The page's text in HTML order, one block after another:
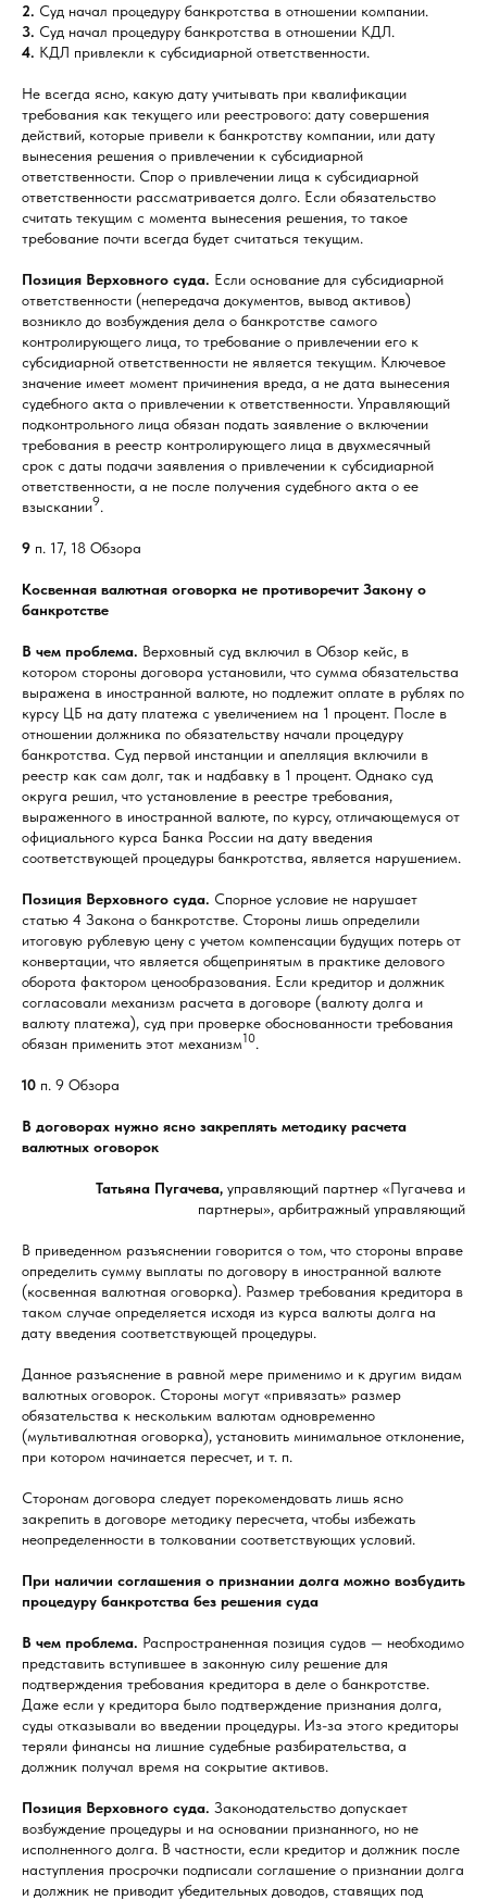
2. Суд начал процедуру банкротства в отношении компании.
3. Суд начал процедуру банкротства в отношении КДЛ.
4. КДЛ привлекли к субсидиарной ответственности.
Не всегда ясно, какую дату учитывать при квалификации
требования как текущего или реестрового: дату совершения
действий, которые привели к банкротству компании, или дату
вынесения решения о привлечении к субсидиарной
ответственности. Спор о привлечении лица к субсидиарной
ответственности рассматривается долго. Если обязательство
считать текущим с момента вынесения решения, то такое
требование почти всегда будет считаться текущим.
Позиция Верховного суда. Если основание для субсидиарной
ответственности (непередача документов, вывод активов)
возникло до возбуждения дела о банкротстве самого
контролирующего лица, то требование о привлечении его к
субсидиарной ответственности не является текущим. Ключевое
значение имеет момент причинения вреда, а не дата вынесения
судебного акта о привлечении к ответственности. Управляющий
подконтрольного лица обязан подать заявление о включении
требования в реестр контролирующего лица в двухмесячный
срок с даты подачи заявления о привлечении к субсидиарной
ответственности, а не после получения судебного акта о ее
взыскании9.
9 п. 17, 18 Обзора
Косвенная валютная оговорка не противоречит Закону о
банкротстве
В чем проблема. Верховный суд включил в Обзор кейс, в
котором стороны договора установили, что сумма обязательства
выражена в иностранной валюте, но подлежит оплате в рублях по
курсу ЦБ на дату платежа с увеличением на 1 процент. После в
отношении должника по обязательству начали процедуру
банкротства. Суд первой инстанции и апелляция включили в
реестр как сам долг, так и надбавку в 1 процент. Однако суд
округа решил, что установление в реестре требования,
выраженного в иностранной валюте, по курсу, отличающемуся от
официального курса Банка России на дату введения
соответствующей процедуры банкротства, является нарушением.
Позиция Верховного суда. Спорное условие не нарушает
статью 4 Закона о банкротстве. Стороны лишь определили
итоговую рублевую цену с учетом компенсации будущих потерь от
конвертации, что является общепринятым в практике делового
оборота фактором ценообразования. Если кредитор и должник
согласовали механизм расчета в договоре (валюту долга и
валюту платежа), суд при проверке обоснованности требования
обязан применить этот механизм10.
10 п. 9 Обзора
В договорах нужно ясно закреплять методику расчета
валютных оговорок
Татьяна Пугачева, управляющий партнер «Пугачева и
партнеры», арбитражный управляющий
В приведенном разъяснении говорится о том, что стороны вправе
определить сумму выплаты по договору в иностранной валюте
(косвенная валютная оговорка). Размер требования кредитора в
таком случае определяется исходя из курса валюты долга на
дату введения соответствующей процедуры.
Данное разъяснение в равной мере применимо и к другим видам
валютных оговорок. Стороны могут «привязать» размер
обязательства к нескольким валютам одновременно
(мультивалютная оговорка), установить минимальное отклонение,
при котором начинается пересчет, и т. п.
Сторонам договора следует порекомендовать лишь ясно
закрепить в договоре методику пересчета, чтобы избежать
неопределенности в толковании соответствующих условий.
При наличии соглашения о признании долга можно возбудить
процедуру банкротства без решения суда
В чем проблема. Распространенная позиция судов — необходимо
представить вступившее в законную силу решение для
подтверждения требования кредитора в деле о банкротстве.
Даже если у кредитора было подтверждение признания долга,
суды отказывали во введении процедуры. Из-за этого кредиторы
теряли финансы на лишние судебные разбирательства, а
должник получал время на сокрытие активов.
Позиция Верховного суда. Законодательство допускает
возбуждение процедуры и на основании признанного, но не
исполненного долга. В частности, если кредитор и должник после
наступления просрочки подписали соглашение о признании долга
и должник не приводит убедительных доводов, ставящих под